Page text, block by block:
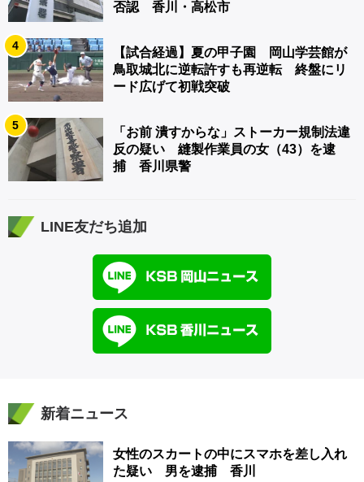
否認 香川・高松市
4
【試合経過】夏の甲子園 岡山学芸館が
鳥取城北に逆転許すも再逆転 終盤にリ
ード広げて初戦突破
5
「お前 潰すからな」ストーカー規制法違
反の疑い 縫製作業員の女（43）を逮
捕 香川県警
LINE友だち追加
新着ニュース
女性のスカートの中にスマホを差し入れ
た疑い 男を逮捕 香川